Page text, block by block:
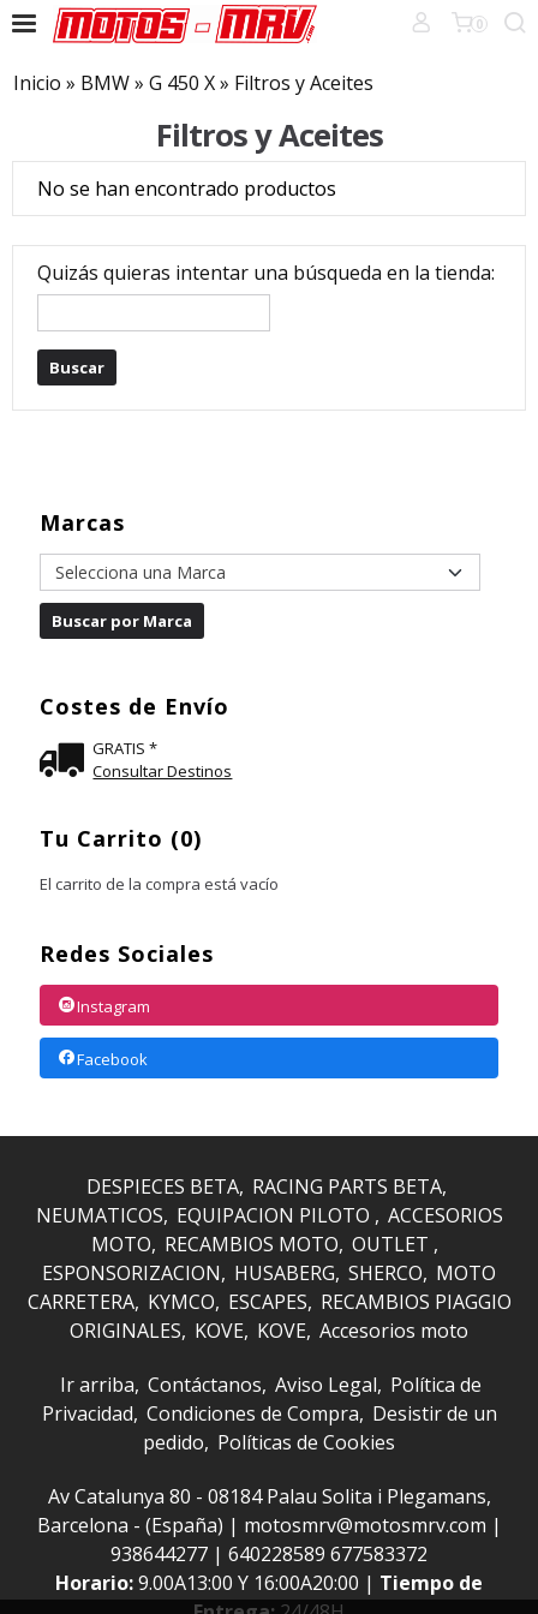
0
Marcas
Costes de Envío
GRATIS *
Consultar Destinos
Tu Carrito (0)
El carrito de la compra está vacío
Redes Sociales
Instagram
Facebook
Inicio » BMW» G 450 X» Filtros y Aceites
Filtros y Aceites
No se han encontrado productos
Quizás quieras intentar una búsqueda en la tienda:
DESPIECES BETA RACING PARTS BETA
NEUMATICOS EQUIPACION PILOTO
ACCESORIOS
MOTO RECAMBIOS MOTO OUTLET
ESPONSORIZACION
HUSABERG SHERCO MOTO
CARRETERA KYMCO ESCAPES RECAMBIOS PIAGGIO
ORIGINALES KOVE KOVE Accesorios moto
Ir arriba Contáctanos Aviso Legal Política de
Privacidad Condiciones de Compra Desistir de un
pedido Políticas de Cookies
Av Catalunya 80 - 08184 Palau Solita i Plegamans,
Barcelona - (España) | motosmrv@motosmrv.com |
938644277 | 640228589 677583372
Horario:9.00A13:00 Y 16:00A20:00 | Tiempo de